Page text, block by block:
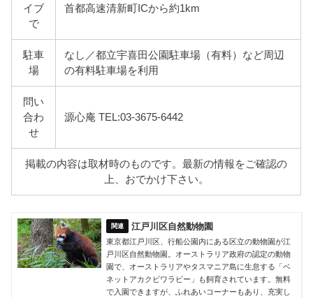
イブ
で
首都高速清新町ICから約1km
駐車
場
なし／都立宇喜田公園駐車場（有料）など周辺
の有料駐車場を利用
問い
合わ
せ
源心庵 TEL:03-3675-6442
掲載の内容は取材時のものです。最新の情報をご確認の
上、おでかけ下さい。
江戸川区自然動物園
東京都江戸川区、行船公園内にある区立の動物園が江
戸川区自然動物園。オーストラリア政府の認定の動物
園で、オーストラリアやタスマニア島に生息する「ベ
ネットアカクビワラビー」も飼育されています。無料
で入園できますが、ふれあいコーナーもあり、充実し